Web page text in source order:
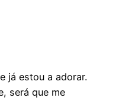
já estou a adorar.
será que me